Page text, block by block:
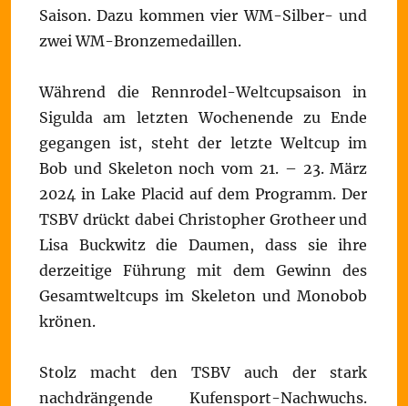
Saison. Dazu kommen vier WM-Silber- und
zwei WM-Bronzemedaillen.
Während die Rennrodel-Weltcupsaison in
Sigulda am letzten Wochenende zu Ende
gegangen ist, steht der letzte Weltcup im
Bob und Skeleton noch vom 21. – 23. März
2024 in Lake Placid auf dem Programm. Der
TSBV drückt dabei Christopher Grotheer und
Lisa Buckwitz die Daumen, dass sie ihre
derzeitige Führung mit dem Gewinn des
Gesamtweltcups im Skeleton und Monobob
krönen.
Stolz macht den TSBV auch der stark
nachdrängende Kufensport-Nachwuchs.